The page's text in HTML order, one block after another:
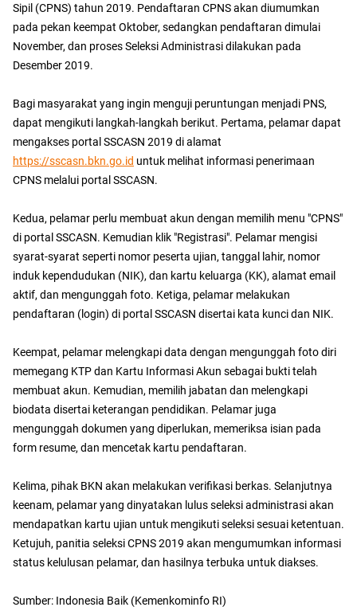
Sipil (CPNS) tahun 2019. Pendaftaran CPNS akan diumumkan
pada pekan keempat Oktober, sedangkan pendaftaran dimulai
November, dan proses Seleksi Administrasi dilakukan pada
Desember 2019.
Bagi masyarakat yang ingin menguji peruntungan menjadi PNS,
dapat mengikuti langkah-langkah berikut. Pertama, pelamar dapat
mengakses portal SSCASN 2019 di alamat
https://sscasn.bkn.go.id untuk melihat informasi penerimaan
CPNS melalui portal SSCASN.
Kedua, pelamar perlu membuat akun dengan memilih menu "CPNS"
di portal SSCASN. Kemudian klik "Registrasi". Pelamar mengisi
syarat-syarat seperti nomor peserta ujian, tanggal lahir, nomor
induk kependudukan (NIK), dan kartu keluarga (KK), alamat email
aktif, dan mengunggah foto. Ketiga, pelamar melakukan
pendaftaran (login) di portal SSCASN disertai kata kunci dan NIK.
Keempat, pelamar melengkapi data dengan mengunggah foto diri
memegang KTP dan Kartu Informasi Akun sebagai bukti telah
membuat akun. Kemudian, memilih jabatan dan melengkapi
biodata disertai keterangan pendidikan. Pelamar juga
mengunggah dokumen yang diperlukan, memeriksa isian pada
form resume, dan mencetak kartu pendaftaran.
Kelima, pihak BKN akan melakukan verifikasi berkas. Selanjutnya
keenam, pelamar yang dinyatakan lulus seleksi administrasi akan
mendapatkan kartu ujian untuk mengikuti seleksi sesuai ketentuan.
Ketujuh, panitia seleksi CPNS 2019 akan mengumumkan informasi
status kelulusan pelamar, dan hasilnya terbuka untuk diakses.
Sumber: Indonesia Baik (Kemenkominfo RI)